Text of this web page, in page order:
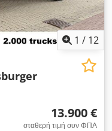
1 / 12
13.900 €
σταθερή τιμή συν ΦΠΑ